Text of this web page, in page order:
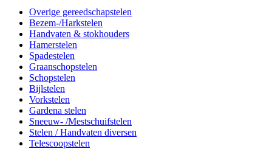
Overige gereedschapstelen
Bezem-/Harkstelen
Handvaten & stokhouders
Hamerstelen
Spadestelen
Graanschopstelen
Schopstelen
Bijlstelen
Vorkstelen
Gardena stelen
Sneeuw- /Mestschuifstelen
Stelen / Handvaten diversen
Telescoopstelen